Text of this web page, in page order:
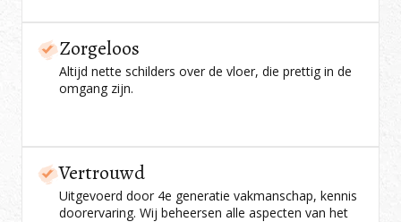
Zorgeloos
Altijd nette schilders over de vloer, die prettig in de
omgang zijn.
Vertrouwd
Uitgevoerd door 4e generatie vakmanschap, kennis
doorervaring. Wij beheersen alle aspecten van het